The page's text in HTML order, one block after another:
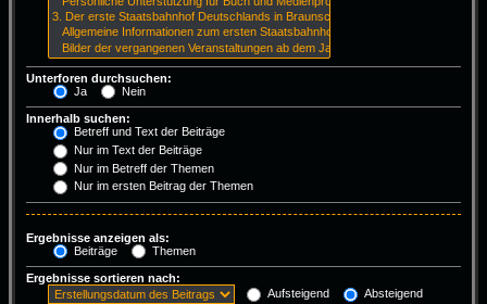
Unterforen durchsuchen:
Ja
Nein
Innerhalb suchen:
Betreff und Text der Beiträge
Nur im Text der Beiträge
Nur im Betreff der Themen
Nur im ersten Beitrag der Themen
Ergebnisse anzeigen als:
Beiträge
Themen
Ergebnisse sortieren nach:
Aufsteigend
Absteigend